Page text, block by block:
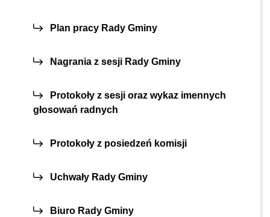
Plan pracy Rady Gminy
Nagrania z sesji Rady Gminy
Protokoły z sesji oraz wykaz imennych
głosowań radnych
Protokoły z posiedzeń komisji
Uchwały Rady Gminy
Biuro Rady Gminy